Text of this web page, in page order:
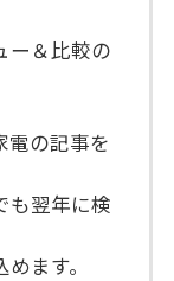
ー＆比較の
電の記事を
も翌年に検
ます。